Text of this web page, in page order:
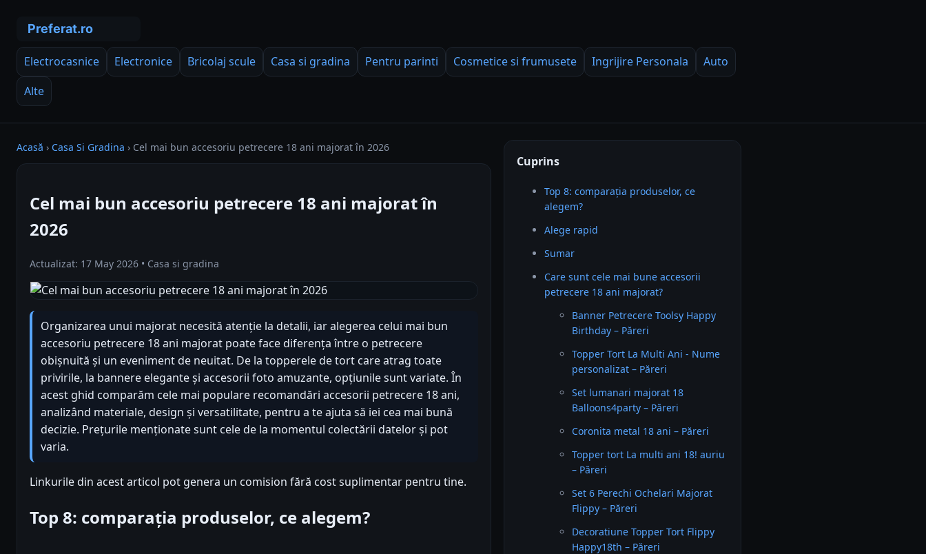
Electrocasnice Electronice Bricolaj scule Casa si gradina Pentru parinti Cosmetice si frumusete Ingrijire Personala
Auto
Alte
Acasă › Casa Si Gradina › Cel mai bun accesoriu petrecere 18 ani majorat în 2026
Cel mai bun accesoriu petrecere 18 ani majorat în
2026
Actualizat: 17 May 2026 • Casa si gradina
Organizarea unui majorat necesită atenție la detalii, iar alegerea celui mai bun
accesoriu petrecere 18 ani majorat poate face diferența între o petrecere
obișnuită și un eveniment de neuitat. De la topperele de tort care atrag toate
privirile, la bannere elegante și accesorii foto amuzante, opțiunile sunt variate. În
acest ghid comparăm cele mai populare recomandări accesorii petrecere 18 ani,
analizând materiale, design și versatilitate, pentru a te ajuta să iei cea mai bună
decizie. Prețurile menționate sunt cele de la momentul colectării datelor și pot
varia.
Linkurile din acest articol pot genera un comision fără cost suplimentar pentru tine.
Top 8: comparația produselor, ce alegem?
Cuprins
Top 8: comparația produselor, ce
alegem?
Alege rapid
Sumar
Care sunt cele mai bune accesorii
petrecere 18 ani majorat?
Banner Petrecere Toolsy Happy
Birthday – Păreri
Topper Tort La Multi Ani - Nume
personalizat – Păreri
Set lumanari majorat 18
Balloons4party – Păreri
Coronita metal 18 ani – Păreri
Topper tort La multi ani 18! auriu
– Păreri
Set 6 Perechi Ochelari Majorat
Flippy – Păreri
Decoratiune Topper Tort Flippy
Happy18th – Păreri